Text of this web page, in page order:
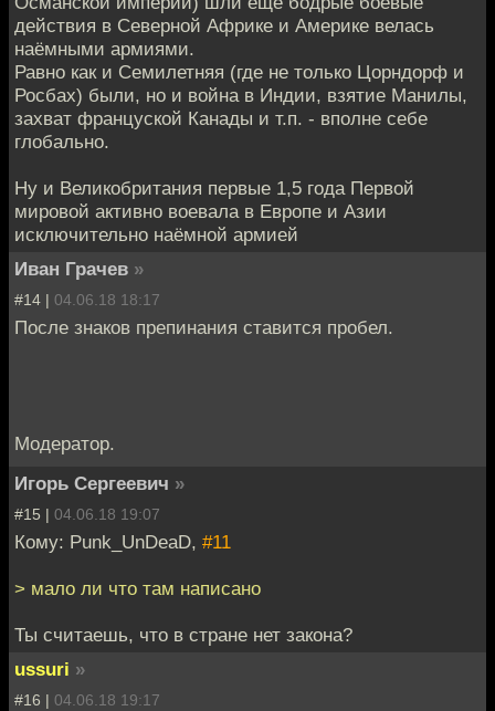
действия в Северной Африке и Америке велась
наёмными армиями.
Равно как и Семилетняя (где не только Цорндорф и
Росбах) были, но и война в Индии, взятие Манилы,
захват француской Канады и т.п. - вполне себе
глобально.
Ну и Великобритания первые 1,5 года Первой
мировой активно воевала в Европе и Азии
исключительно наёмной армией
Иван Грачев »
#14 | 04.06.18 18:17
После знаков препинания ставится пробел.
Модератор.
Игорь Сергеевич »
#15 | 04.06.18 19:07
Кому: Punk_UnDeaD, #11
> мало ли что там написано
Ты считаешь, что в стране нет закона?
ussuri »
#16 | 04.06.18 19:17